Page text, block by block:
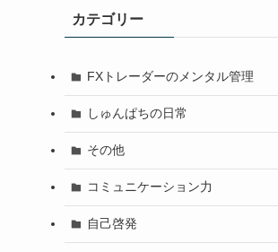
カテゴリー
FXトレーダーのメンタル管理
しゅんぱちの日常
その他
コミュニケーション力
自己啓発